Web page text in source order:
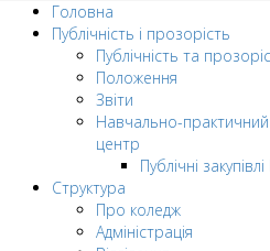
Головна
Публічність і прозорість
Публічність та
Положення
Звіти
Навчально-практичний
центр
Публічні
Структура
Про коледж
Адміністрація